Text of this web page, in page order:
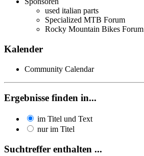
used italian parts
Specialized MTB Forum
Rocky Mountain Bikes Forum
Kalender
Community Calendar
Ergebnisse finden in...
im Titel und Text
nur im Titel
Suchtreffer enthalten ...